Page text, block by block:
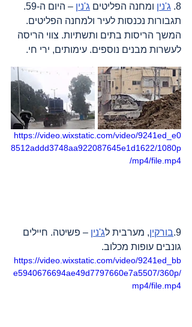
8. ג'נין ומחנה הפליטים ג'נין
– היום ה-59.
תגבורות נכנסות לעיר ולמחנה הפליטים.
המשך הריסות בתים ותשתיות. צווי הריסה
לעשרות מבנים נוספים. עימותים, ירי חי.
https://video.wixstatic.com/video/9241ed_e0
8512addd3748aa922087645e1d1622/1080p
/mp4/file.mp4
9. בורקין, מערבית לג'נין – פשיטה. חיילים
גונבים עופות מכלוב.
https://video.wixstatic.com/video/9241ed_bb
e5940676694ae49d7797660e7a5507/360p/
mp4/file.mp4